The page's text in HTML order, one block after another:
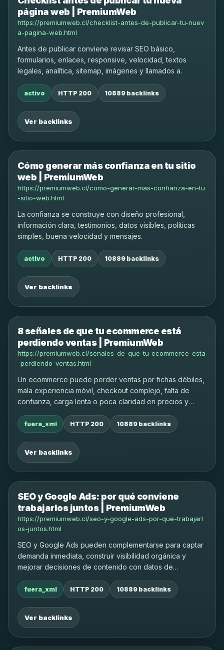
página web | PremiumWeb
https://premiumweb.cl/checklist-antes-de-publicar-tu-nuev
a-pagina-web.html
Antes de publicar conviene revisar SEO básico,
formularios, enlaces, responsive, velocidad, textos
legales, analítica, sitemap, imágenes y llamados a.
activo HTTP 200 10889 backlinks
Ver backlinks
Cómo generar más confianza en tu sitio
web | PremiumWeb
https://premiumweb.cl/como-generar-mas-confianza-en-tu
-sitio-web.html
La confianza se construye con diseño profesional,
información clara, testimonios, datos visibles, políticas
simples, buena velocidad y mensajes.
activo HTTP 200 10889 backlinks
Ver backlinks
8 señales de que tu ecommerce está
perdiendo ventas | PremiumWeb
https://premiumweb.cl/senales-de-que-tu-ecommerce-esta
-perdiendo-ventas.html
Un ecommerce puede perder ventas por fichas débiles,
mala experiencia móvil, checkout complejo, falta de
confianza, carga lenta o poca claridad en precios y
fuera_xml HTTP 200 10889 backlinks
Ver backlinks
SEO y Google Ads: por qué conviene
trabajarlos juntos | PremiumWeb
https://premiumweb.cl/seo-y-google-ads-por-que-trabajarl
os-juntos.html
SEO y Google Ads pueden complementarse para captar
demanda inmediata, construir visibilidad orgánica y
mejorar decisiones de contenido con datos de
fuera_xml HTTP 200 10889 backlinks
Ver backlinks